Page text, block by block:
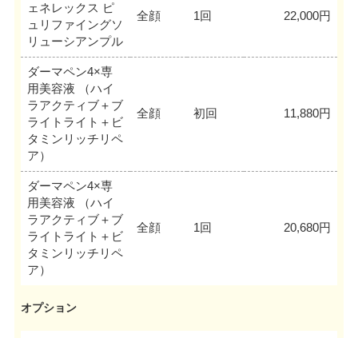
ェネレックス ピ
ュリファイングソ
リューシアンプル
全顔 1回 22,000円
ダーマペン4×専
用美容液 （ハイ
ラアクティブ＋ブ
ライトライト＋ビ
タミンリッチリペ
ア）
全顔 初回 11,880円
ダーマペン4×専
用美容液 （ハイ
ラアクティブ＋ブ
ライトライト＋ビ
タミンリッチリペ
ア）
全顔 1回 20,680円
オプション